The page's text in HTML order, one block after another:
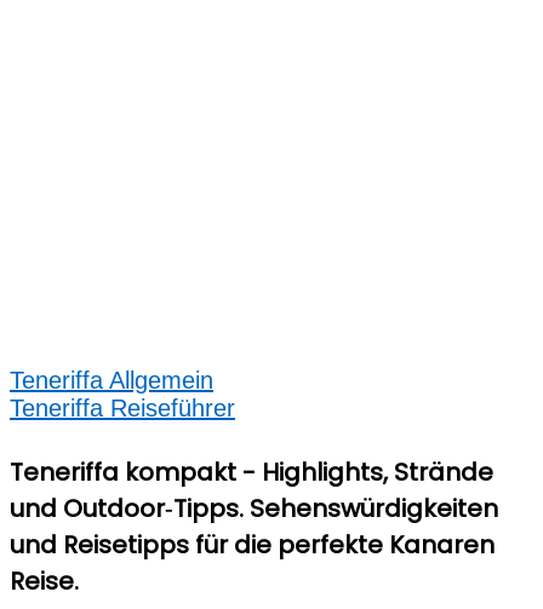
Teneriffa Allgemein
Teneriffa Reiseführer
Teneriffa kompakt - Highlights, Strände
und Outdoor‑Tipps. Sehenswürdigkeiten
und Reisetipps für die perfekte Kanaren
Reise.